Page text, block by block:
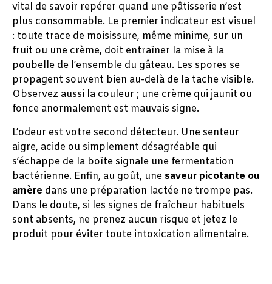
vital de savoir repérer quand une pâtisserie n’est
plus consommable. Le premier indicateur est visuel
: toute trace de moisissure, même minime, sur un
fruit ou une crème, doit entraîner la mise à la
poubelle de l’ensemble du gâteau. Les spores se
propagent souvent bien au-delà de la tache visible.
Observez aussi la couleur ; une crème qui jaunit ou
fonce anormalement est mauvais signe.
L’odeur est votre second détecteur. Une senteur
aigre, acide ou simplement désagréable qui
s’échappe de la boîte signale une fermentation
bactérienne. Enfin, au goût, une saveur picotante ou
amère dans une préparation lactée ne trompe pas.
Dans le doute, si les signes de fraîcheur habituels
sont absents, ne prenez aucun risque et jetez le
produit pour éviter toute intoxication alimentaire.